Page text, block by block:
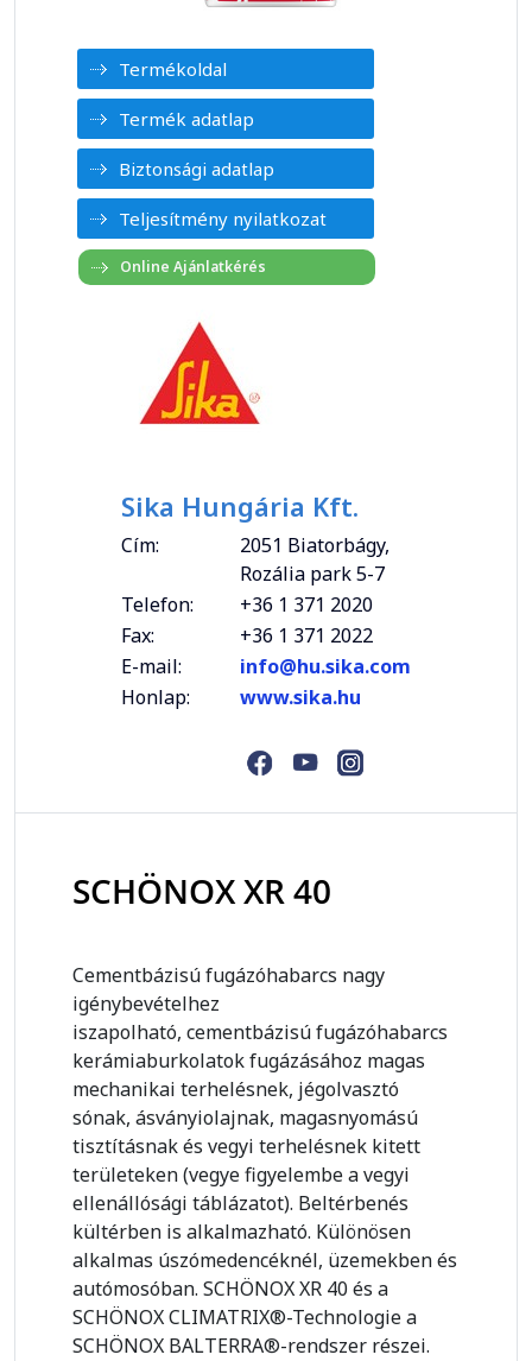
Termékoldal
Termék adatlap
Biztonsági adatlap
Teljesítmény nyilatkozat
Sika Hungária Kft.
Cím:
2051 Biatorbágy,
Rozália park 5-7
Telefon:
+36 1 371 2020
Fax:
+36 1 371 2022
E-mail:
info@hu.sika.com
Honlap:
www.sika.hu
SCHÖNOX XR 40
Cementbázisú fugázóhabarcs nagy
igénybevételhez
iszapolható, cementbázisú fugázóhabarcs
kerámiaburkolatok fugázásához magas
mechanikai terhelésnek, jégolvasztó
sónak, ásványiolajnak, magasnyomású
tisztításnak és vegyi terhelésnek kitett
területeken (vegye figyelembe a vegyi
ellenállósági táblázatot). Beltérbenés
kültérben is alkalmazható. Különösen
alkalmas úszómedencéknél, üzemekben és
autómosóban. SCHÖNOX XR 40 és a
SCHÖNOX CLIMATRIX®-Technologie a
SCHÖNOX BALTERRA®-rendszer részei.